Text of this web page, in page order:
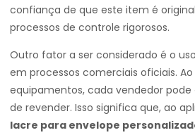
confiança de que este item é
processos de controle rigorosos.
Outro fator a ser considerado é o
em processos comerciais oficiais.
equipamentos, cada vendedor
de revender. Isso significa que, ao
lacre para envelope